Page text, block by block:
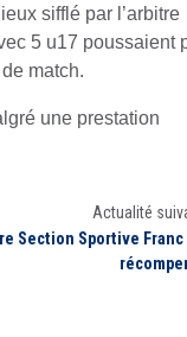
sifflé par l’arbitre
5 u17 poussaient
match.
une prestation
Actualité
Section Sportive Franc